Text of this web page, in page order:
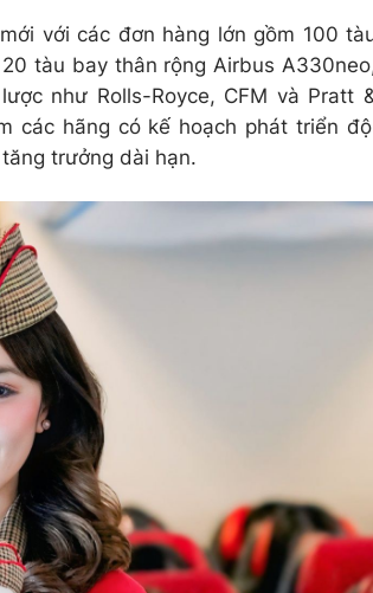
với các đơn hàng lớn gồm 100
tàu bay thân rộng Airbus
như Rolls-Royce, CFM và Pratt
các hãng có kế hoạch phát triển
trưởng dài hạn.